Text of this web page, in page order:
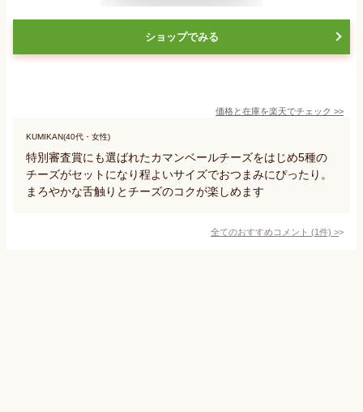
ショップでみる
価格と在庫を楽天でチェック >>
KUMIKAN(40代・女性)
特別審査賞にも選ばれたカマンベールチーズをはじめ5種の
チーズがセットになり程よいサイズでおつまみにぴったり。
まろやかな舌触りとチーズのコクが楽しめます
全てのおすすめコメント (1件) >